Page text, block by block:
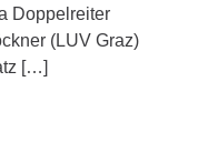
Doppelreiter
(LUV Graz)
[…]